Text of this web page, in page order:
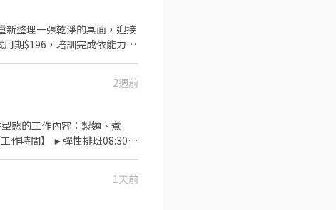
整理一張乾淨的桌面，迎接
2週前
態的工作內容：製麵、煮
作時間】 ►彈性排班08:30-
1天前